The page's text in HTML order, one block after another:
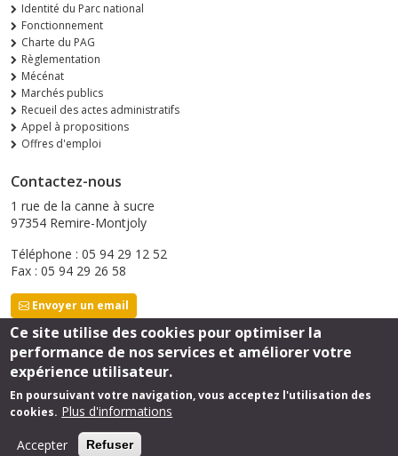
Identité du Parc national
Fonctionnement
Charte du PAG
Règlementation
Mécénat
Marchés publics
Recueil des actes administratifs
Appel à propositions
Offres d'emploi
Contactez-nous
1 rue de la canne à sucre
97354 Remire-Montjoly
Téléphone : 05 94 29 12 52
Fax : 05 94 29 26 58
Envoyer un email
Suivez-nous
Ce site utilise des cookies pour optimiser la
performance de nos services et améliorer votre
expérience utilisateur.
En poursuivant votre navigation, vous acceptez l'utilisation des
cookies. Plus d'informations
Accepter
Refuser